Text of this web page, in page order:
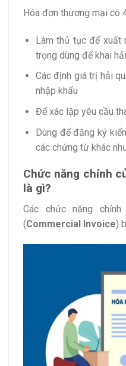
Hóa đơn thương mại có
Làm thủ tục để xuất
trọng dùng để khai
Các định giá trị hải
nhập khẩu
Để xác lập yêu cầu
Dùng để đăng ký
các chứng từ khác
Chức năng chính
là gì?
Các chức năng
(Commercial Invoice)